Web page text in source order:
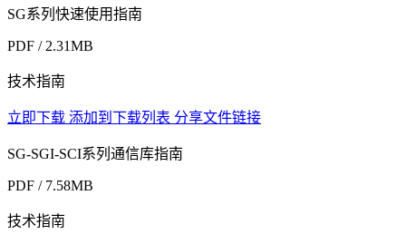
SG系列快速使用指南
PDF / 2.31MB
技术指南
立即下载 添加到下载列表 分享文件链接
SG-SGI-SCI系列通信库指南
PDF / 7.58MB
技术指南